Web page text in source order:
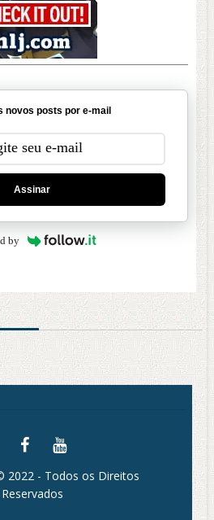
novos posts por e-mail
Assinar
by
2022 - Todos os Direitos
Reservados